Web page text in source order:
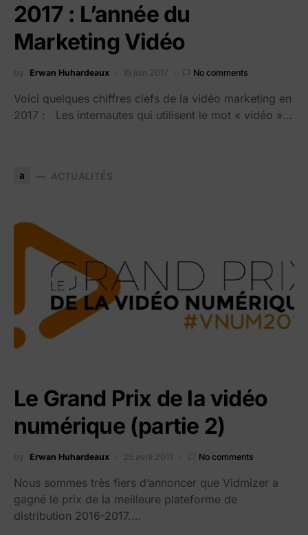
2017 : L’année du
Marketing Vidéo
by Erwan Huhardeaux 15 juin 2017 No comments
Voici quelques chiffres clefs de la vidéo marketing en
2017 : Les internautes qui utilisent le mot « vidéo »…
a ACTUALITÉS
Le Grand Prix de la vidéo
numérique (partie 2)
by Erwan Huhardeaux 25 avril 2017 No comments
Nous sommes très fiers d’annoncer que Vidmizer a
gagné le prix de la meilleure plateforme de
distribution 2016-2017.…